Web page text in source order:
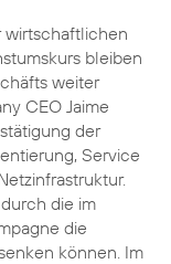
wirtschaftlichen
bleiben
weiter
CEO Jaime
der
Service
die im
die
können. Im